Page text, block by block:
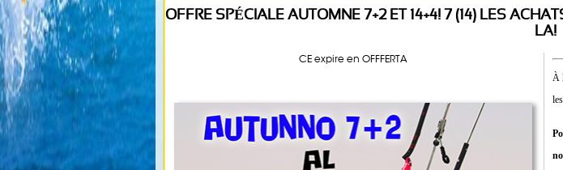
OFFRE SPÉCIALE AUTOMNE 7+2 ET 14+4! 7 (14) LES
LA!
CE expire en OFFFERTA
À